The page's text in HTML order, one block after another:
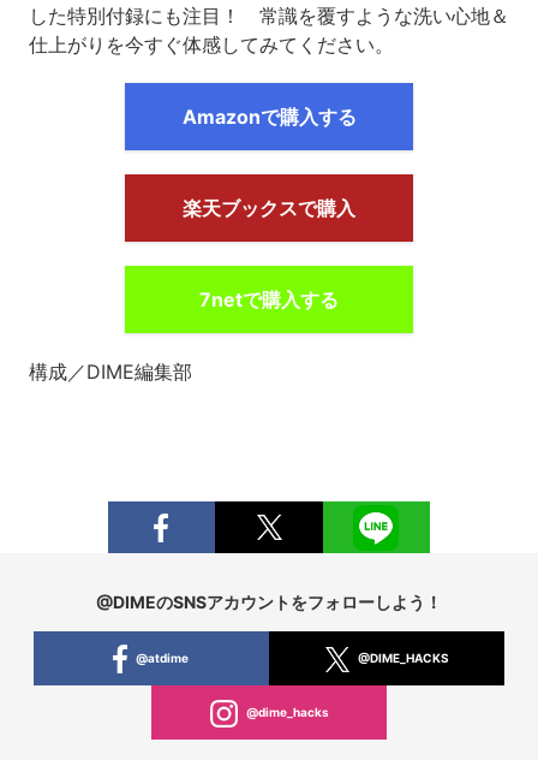
した特別付録にも注目！ 常識を覆すような洗い心地＆
仕上がりを今すぐ体感してみてください。
Amazonで購入する
楽天ブックスで購入
7netで購入する
構成／DIME編集部
@DIMEのSNSアカウントをフォローしよう！
@atdime @DIME_HACKS
@dime_hacks